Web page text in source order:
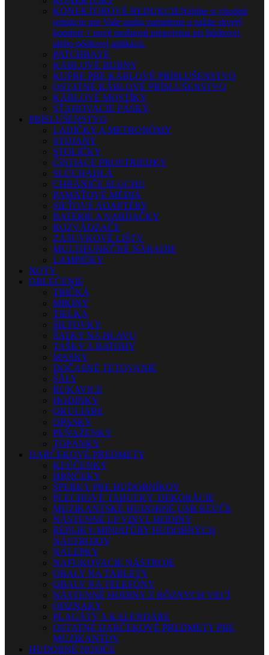
KONEKTOROVÉ REDUKCIENájdite si vhodnú
redukciu pre Vaše audio zariadenie a zažite skvelý
komfort + nové možnosti prepojenia pri štúdiovej,
alebo pódiovej aplikácii.
PATCHBAYE
KÁBLOVÉ BUBNY
KUFRE PRE KÁBLOVÉ PRÍSLUŠENSTVO
OSTATNÉ KÁBLOVÉ PRÍSLUŠENSTVO
KÁBLOVÉ MOSTÍKY
SŤAHOVACIE PÁSKY
PRÍSLUŠENSTVO
LADIČKY A METRONÓMY
STOJANY
STOLIČKY
ČISTIACE PROSTRIEDKY
SLÚCHADLÁ
CHRÁNIČE SLUCHU
PAMÄŤOVÉ MÉDIÁ
SIEŤOVÉ ADAPTÉRY
BATÉRIE A NABÍJAČKY
ROZVÁDZAČE
ZÁSUVKOVÉ LIŠTY
MULTIFUNKČNÉ NÁRADIE
LAMPIČKY
NOTY
OBLEČENIE
TRIČKÁ
MIKINY
TIELKA
ŠILTOVKY
ŠATKY NA HLAVU
TAŠKY A BATOHY
MASKY
DOČASNÉ TETOVANIE
ŠÁLY
RUKAVICE
HODINKY
OKULIARE
OPASKY
PEŇAŽENKY
TOPÁNKY
DARČEKOVÉ PREDMETY
KĽÚČENKY
HRNČEKY
ŠPERKY PRE HUDOBNÍKOV
PLECHOVÉ TABUĽKY, DEKORÁCIE
MUZIKANTSKÉ HUDOBNÉ USB KĽÚČE
NÁSTENNÉ LP VINYL HODINY
REPLIKY-MINIATÚRY HUDOBNÝCH
NÁSTROJOV
NÁLEPKY
NAFUKOVACIE NÁSTROJE
OBALY NA TABLETY
OBALY NA TELEFÓNY
NÁSTENNÉ HODINY Z RÔZNYCH VECÍ
ODZNAKY
PLAGÁTY A KALENDÁRE
OSTATNÉ DARČEKOVÉ PREDMETY PRE
MUZIKANTOV
HUDOBNÉ NOSIČE